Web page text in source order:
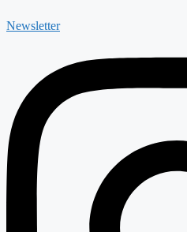
Newsletter